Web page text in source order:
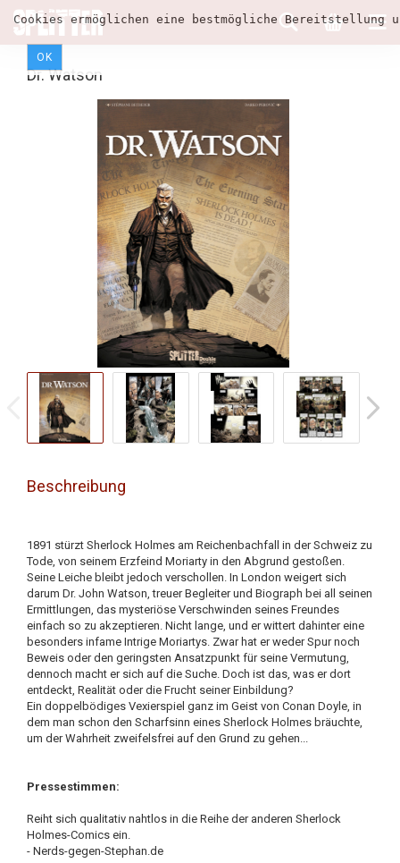
Cookies ermöglichen eine bestmögliche
OK
Dr. Watson
Beschreibung
1891 stürzt Sherlock Holmes am Reichenbachfall in der Schweiz zu
Tode, von seinem Erzfeind Moriarty in den Abgrund gestoßen.
Seine Leiche bleibt jedoch verschollen. In London weigert sich
darum Dr. John Watson, treuer Begleiter und Biograph bei all seinen
Ermittlungen, das mysteriöse Verschwinden seines Freundes
einfach so zu akzeptieren. Nicht lange, und er wittert dahinter eine
besonders infame Intrige Moriartys. Zwar hat er weder Spur noch
Beweis oder den geringsten Ansatzpunkt für seine Vermutung,
dennoch macht er sich auf die Suche. Doch ist das, was er dort
entdeckt, Realität oder die Frucht seiner Einbildung?
Ein doppelbödiges Vexierspiel ganz im Geist von Conan Doyle, in
dem man schon den Scharfsinn eines Sherlock Holmes bräuchte,
um der Wahrheit zweifelsfrei auf den Grund zu gehen...
Pressestimmen:
Reiht sich qualitativ nahtlos in die Reihe der anderen Sherlock
Holmes-Comics ein.
- Nerds-gegen-Stephan.de